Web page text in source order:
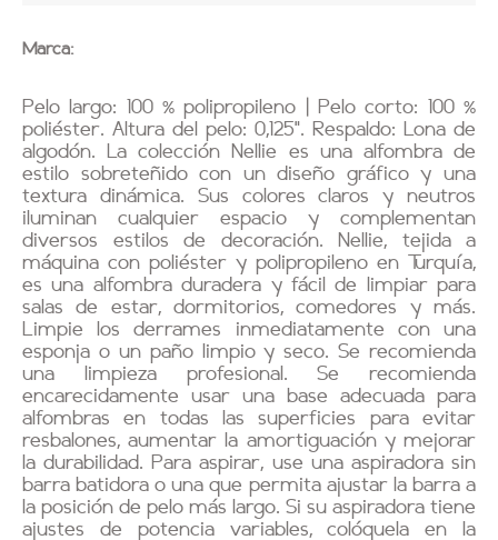
Marca:
Pelo largo: 100 % polipropileno | Pelo corto: 100 %
poliéster. Altura del pelo: 0,125". Respaldo: Lona de
algodón. La colección Nellie es una alfombra de
estilo sobreteñido con un diseño gráfico y una
textura dinámica. Sus colores claros y neutros
iluminan cualquier espacio y complementan
diversos estilos de decoración. Nellie, tejida a
máquina con poliéster y polipropileno en Turquía,
es una alfombra duradera y fácil de limpiar para
salas de estar, dormitorios, comedores y más.
Limpie los derrames inmediatamente con una
esponja o un paño limpio y seco. Se recomienda
una limpieza profesional. Se recomienda
encarecidamente usar una base adecuada para
alfombras en todas las superficies para evitar
resbalones, aumentar la amortiguación y mejorar
la durabilidad. Para aspirar, use una aspiradora sin
barra batidora o una que permita ajustar la barra a
la posición de pelo más largo. Si su aspiradora tiene
ajustes de potencia variables, colóquela en la